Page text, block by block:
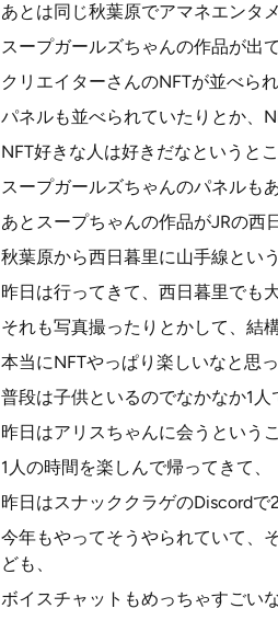
あとは同じ秋葉原でアマネエンタ
スープガールズちゃんの作品が出
クリエイターさんのNFTが並べられ
パネルも並べられていたりとか、
NFT好きな人は好きだなというとこ
スープガールズちゃんのパネルも
あとスープちゃんの作品がJRの西
秋葉原から西日暮里に山手線とい
昨日は行ってきて、西日暮里でも
それも写真撮ったりとかして、結
本当にNFTやっぱり楽しいなと思っ
普段は子供といるのでなかなか1人
昨日はアリスちゃんに会うという
1人の時間を楽しんで帰ってきて、
昨日はスナッククラゲのDiscordで
今年もやってそうやられていて、
ども、
ボイスチャットもめっちゃすごい